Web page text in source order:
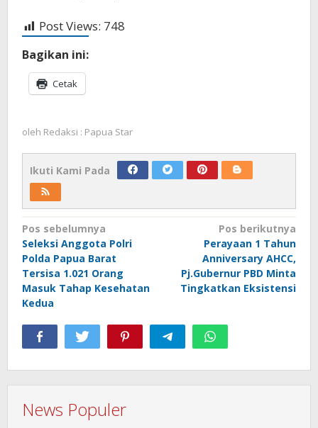
Post Views: 748
Bagikan ini:
Cetak
oleh Redaksi : Papua Star
Ikuti Kami Pada
Navigasi
pos
Pos sebelumnya
Seleksi Anggota Polri
Polda Papua Barat
Tersisa 1.021 Orang
Masuk Tahap Kesehatan
Kedua
Pos berikutnya
Perayaan 1 Tahun
Anniversary AHCC,
Pj.Gubernur PBD Minta
Tingkatkan Eksistensi
News Populer